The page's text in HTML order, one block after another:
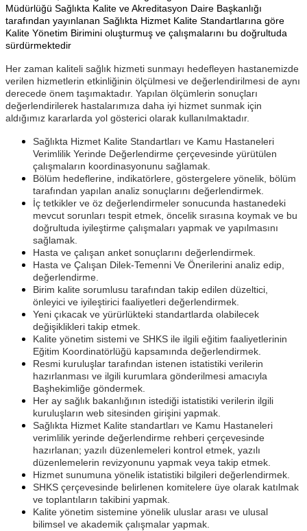
Müdürlüğü Sağlıkta Kalite ve Akreditasyon Daire Başkanlığı
tarafından yayınlanan Sağlıkta Hizmet Kalite Standartlarına göre
Kalite Yönetim Birimini oluşturmuş ve çalışmalarını bu doğrultuda
sürdürmektedir
Her zaman kaliteli sağlık hizmeti sunmayı hedefleyen hastanemizde
verilen hizmetlerin etkinliğinin ölçülmesi ve değerlendirilmesi de aynı
derecede önem taşımaktadır. Yapılan ölçümlerin sonuçları
değerlendirilerek hastalarımıza daha iyi hizmet sunmak için
aldığımız kararlarda yol gösterici olarak kullanılmaktadır.
Sağlıkta Hizmet Kalite Standartları ve Kamu Hastaneleri
Verimlilik Yerinde Değerlendirme çerçevesinde yürütülen
çalışmaların koordinasyonunu sağlamak.
Bölüm hedeflerine, indikatörlere, göstergelere yönelik, bölüm
tarafından yapılan analiz sonuçlarını değerlendirmek.
İç tetkikler ve öz değerlendirmeler sonucunda hastanedeki
mevcut sorunları tespit etmek, öncelik sırasına koymak ve bu
doğrultuda iyileştirme çalışmaları yapmak ve yapılmasını
sağlamak.
Hasta ve çalışan anket sonuçlarını değerlendirmek.
Hasta ve Çalışan Dilek-Temenni Ve Önerilerini analiz edip,
değerlendirme.
Birim kalite sorumlusu tarafından takip edilen düzeltici,
önleyici ve iyileştirici faaliyetleri değerlendirmek.
Yeni çıkacak ve yürürlükteki standartlarda olabilecek
değişiklikleri takip etmek.
Kalite yönetim sistemi ve SHKS ile ilgili eğitim faaliyetlerinin
Eğitim Koordinatörlüğü kapsamında değerlendirmek.
Resmi kuruluşlar tarafından istenen istatistiki verilerin
hazırlanması ve ilgili kurumlara gönderilmesi amacıyla
Başhekimliğe göndermek.
Her ay sağlık bakanlığının istediği istatistiki verilerin ilgili
kuruluşların web sitesinden girişini yapmak.
Sağlıkta Hizmet Kalite standartları ve Kamu Hastaneleri
verimlilik yerinde değerlendirme rehberi çerçevesinde
hazırlanan; yazılı düzenlemeleri kontrol etmek, yazılı
düzenlemelerin revizyonunu yapmak veya takip etmek.
Hizmet sunumuna yönelik istatistiki bilgileri değerlendirmek.
SHKS çerçevesinde belirlenen komitelere üye olarak katılmak
ve toplantıların takibini yapmak.
Kalite yönetim sistemine yönelik uluslar arası ve ulusal
bilimsel ve akademik çalışmalar yapmak.